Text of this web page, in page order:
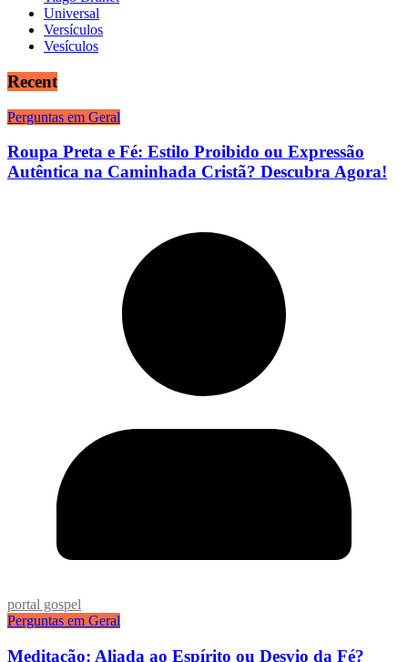
Universal
Versículos
Vesículos
Recent
Perguntas em Geral
Roupa Preta e Fé: Estilo Proibido ou Expressão
Autêntica na Caminhada Cristã? Descubra Agora!
portal gospel
Perguntas em Geral
Meditação: Aliada ao Espírito ou Desvio da Fé?